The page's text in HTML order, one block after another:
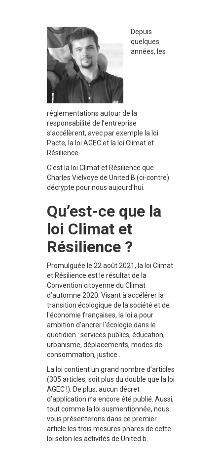
Depuis
quelques
années, les
réglementations autour de la
responsabilité de l’entreprise
s’accélèrent, avec par exemple la loi
Pacte, la loi AGEC et la loi Climat et
Résilience.
C'est la loi Climat et Résilience que
Charles Vielvoye de United.B (ci-contre)
décrypte pour nous aujourd'hui.
Qu’est-ce que la
loi Climat et
Résilience ?
Promulguée le 22 août 2021, la loi Climat
et Résilience est le résultat de la
Convention citoyenne du Climat
d’automne 2020. Visant à accélérer la
transition écologique de la société et de
l'économie françaises, la loi a pour
ambition d’ancrer l’écologie dans le
quotidien : services publics, éducation,
urbanisme, déplacements, modes de
consommation, justice...
La loi contient un grand nombre d’articles
(305 articles, soit plus du double que la loi
AGEC !). De plus, aucun décret
d’application n’a encore été publié. Aussi,
tout comme la loi susmentionnée, nous
vous présenterons dans ce premier
article les trois mesures phares de cette
loi selon les activités de United.b.